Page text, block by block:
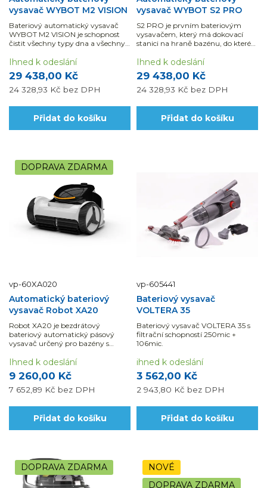
vysavač WYBOT M2 VISION
Bateriový automatický vysavač
WYBOT M2 VISION je schopnost
čistit všechny typy dna a všechny
29 438,00 Kč
24 328,93 Kč bez DPH
Ihned k odeslání
Přidat do košíku
vysavač WYBOT S2 PRO
S2 PRO je prvním bateriovým
vysavačem, který má dokovací
stanici na hraně bazénu, do které
baterie pod 20 %.
29 438,00 Kč
24 328,93 Kč bez DPH
Ihned k odeslání
Přidat do košíku
DOPRAVA ZDARMA
vp-60XA020
Automatický bateriový
vysavač Robot XA20
Robot XA20 je bezdrátový
bateriový automatický pásový
vysavač určený pro bazény s
9 260,00 Kč
7 652,89 Kč bez DPH
Ihned k odeslání
Přidat do košíku
vp-605441
Bateriový vysavač
VOLTERA 35
Bateriový vysavač VOLTERA 35 s
filtrační schopností 250mic +
106mic.
3 562,00 Kč
2 943,80 Kč bez DPH
ihned k odeslání
Přidat do košíku
DOPRAVA ZDARMA
NOVÉ
DOPRAVA ZDARMA